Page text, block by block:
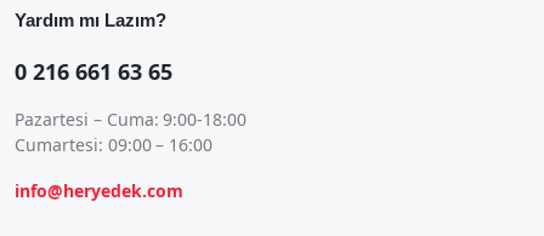
Yardım mı Lazım?
0 216 661 63 65
Pazartesi – Cuma: 9:00-18:00
Cumartesi: 09:00 – 16:00
info@heryedek.com